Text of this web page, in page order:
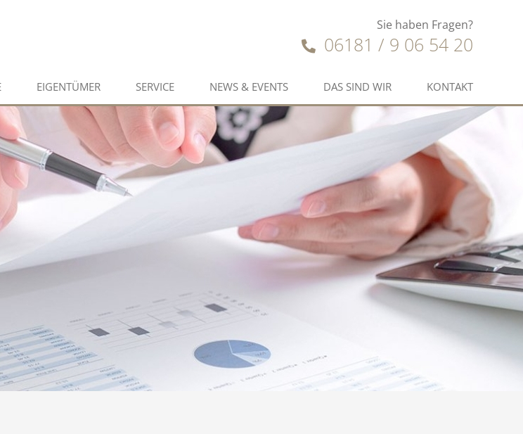
Sie haben Fragen?
06181 / 9 06 54 20
EIGENTÜMER SERVICE NEWS & EVENTS DAS SIND WIR KONTAKT